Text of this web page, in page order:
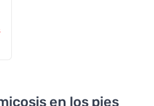
en los pies